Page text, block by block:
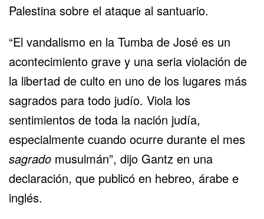
Palestina sobre el ataque al santuario.
“El vandalismo en la Tumba de José es un
acontecimiento grave y una seria violación de
la libertad de culto en uno de los lugares más
sagrados para todo judío. Viola los
sentimientos de toda la nación judía,
especialmente cuando ocurre durante el mes
sagrado musulmán”, dijo Gantz en una
declaración, que publicó en hebreo, árabe e
inglés.